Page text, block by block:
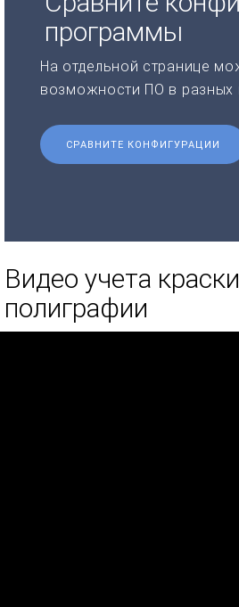
программы
На отдельной странице
возможности ПО в разных
СРАВНИТЕ КОНФИГУРАЦИИ
Видео учета
полиграфии